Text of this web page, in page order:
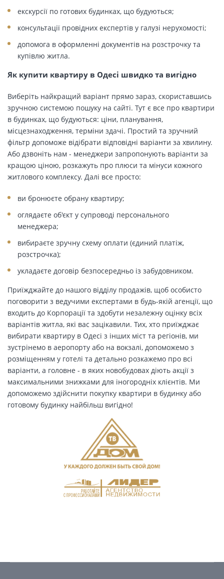
екскурсії по готових будинках, що будуються;
консультації провідних експертів у галузі нерухомості;
допомога в оформленні документів на розстрочку та
купівлю житла.
Як купити квартиру в Одесі швидко та вигідно
Виберіть найкращий варіант прямо зараз, скориставшись
зручною системою пошуку на сайті. Тут є все про квартири
в будинках, що будуються: ціни, планування,
місцезнаходження, терміни здачі. Простий та зручний
фільтр допоможе відібрати відповідні варіанти за хвилину.
Або дзвоніть нам - менеджери запропонують варіанти за
кращою ціною, розкажуть про плюси та мінуси кожного
житлового комплексу. Далі все просто:
ви бронюєте обрану квартиру;
оглядаєте об'єкт у супроводі персонального
менеджера;
вибираєте зручну схему оплати (єдиний платіж,
розстрочка);
укладаєте договір безпосередньо із забудовником.
Приїжджайте до нашого відділу продажів, щоб особисто
поговорити з ведучими експертами в будь-якій агенції, що
входить до Корпорації та здобути незалежну оцінку всіх
варіантів житла, які вас зацікавили. Тих, хто приїжджає
вибирати квартиру в Одесі з інших міст та регіонів, ми
зустрінемо в аеропорту або на вокзалі, допоможемо з
розміщенням у готелі та детально розкажемо про всі
варіанти, а головне - в яких новобудовах діють акції з
максимальними знижками для іногородніх клієнтів. Ми
допоможемо здійснити покупку квартири в будинку або
готовому будинку найбільш вигідно!